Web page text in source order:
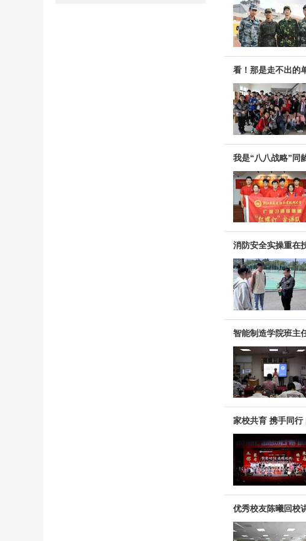
看！那是走不出的
我是“八八战略”同
消防安全实操重在
智能制造学院班主
家校共育 携手同行
优秀校友陈曦回校